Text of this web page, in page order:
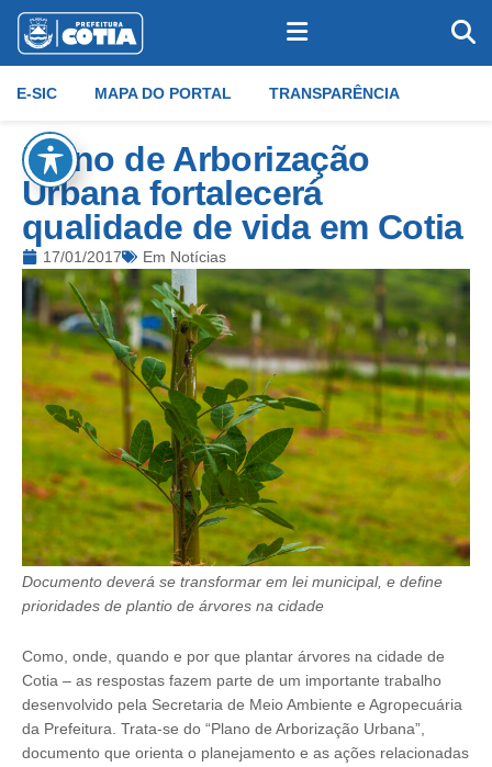
E-SIC MAPA DO PORTAL TRANSPARÊNCIA
Plano de Arborização
Urbana fortalecerá
qualidade de vida em Cotia
17/01/2017 Em Notícias
Documento deverá se transformar em lei municipal, e define
prioridades de plantio de árvores na cidade
Como, onde, quando e por que plantar árvores na cidade de
Cotia – as respostas fazem parte de um importante trabalho
desenvolvido pela Secretaria de Meio Ambiente e Agropecuária
da Prefeitura. Trata-se do “Plano de Arborização Urbana”,
documento que orienta o planejamento e as ações relacionadas